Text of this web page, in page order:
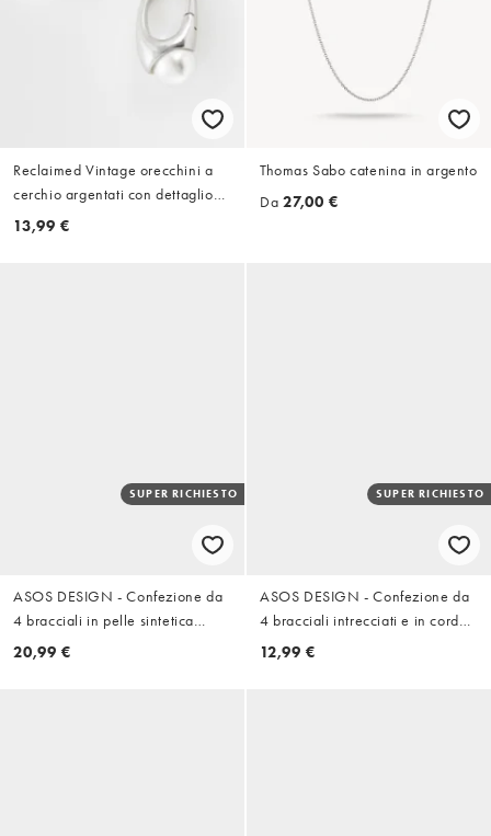
Reclaimed Vintage orecchini a
cerchio argentati con dettaglio
perla
13,99 €
Thomas Sabo catenina in argento
Da 27,00 €
SUPER RICHIESTO
ASOS DESIGN - Confezione da
4 bracciali in pelle sintetica
intrecciata e perline effetto
20,99 €
SUPER RICHIESTO
ASOS DESIGN - Confezione da
4 bracciali intrecciati e in corda
intrecciata multicolore con
12,99 €